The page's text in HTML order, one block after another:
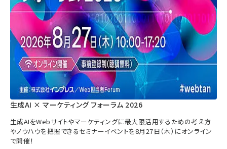
生成AI × マーケティング フォーラム 2026
生成AIをWebサイトやマーケティングに最大限活用するための考え方
やノウハウを把握できるセミナーイベントを8月27日（木）にオンライン
で開催！